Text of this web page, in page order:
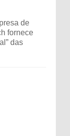
de
fornece
das